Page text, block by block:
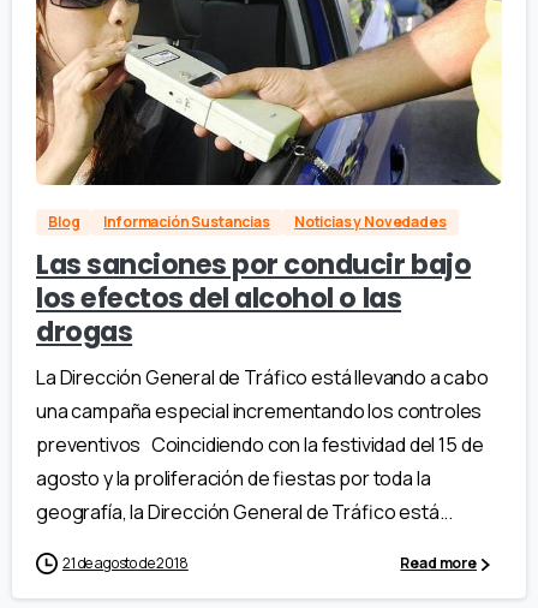
Blog Información Sustancias Noticias y Novedades
Las sanciones por conducir bajo
los efectos del alcohol o las
drogas
La Dirección General de Tráfico está llevando a cabo
una campaña especial incrementando los controles
preventivos Coincidiendo con la festividad del 15 de
agosto y la proliferación de fiestas por toda la
geografía, la Dirección General de Tráfico está...
21 de agosto de 2018 Read more